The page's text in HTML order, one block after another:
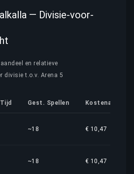
— Divisie-voor-
en relatieve
divisie t.o.v. Arena 5
Gest. Spellen Kostenaandeel
~18 € 10,47
~18 € 10,47